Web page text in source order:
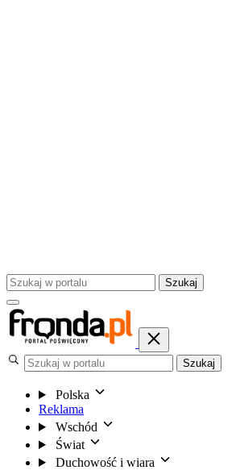
Szukaj
Szukaj
Polska
Reklama
Wschód
Świat
Duchowość i wiara